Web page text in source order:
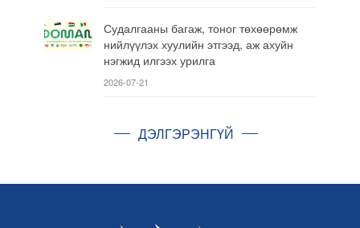
Судалгааны багаж, тоног төхөөрөмж
нийлүүлэх хуулийн этгээд, аж ахуйн
нэгжид илгээх урилга
2026-07-21
ДЭЛГЭРЭНГҮЙ